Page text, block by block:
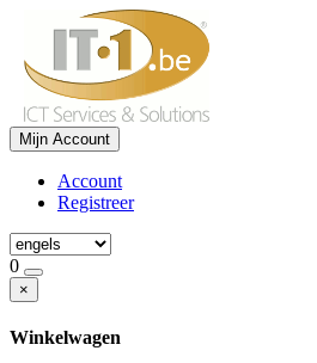
Mijn Account
Account
Registreer
0
×
Winkelwagen